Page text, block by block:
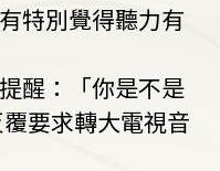
特別覺得聽力有
醒：「你是不是
要求轉大電視音